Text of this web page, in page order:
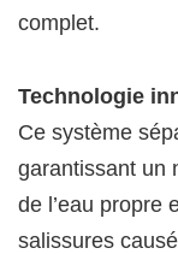
complet.
Technologie
Ce système
garantissant un
de l’eau propre
salissures